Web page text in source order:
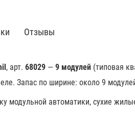
Отзывы
, арт. 68029 — 9 модулей (типовая
Запас по ширине: около 9
модульной автоматики, сухие